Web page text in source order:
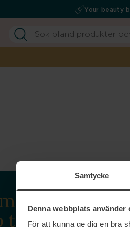
Samtycke
Denna webbplats använder
För att kunna ge dig en bra
Your beauty
a beat.
to our